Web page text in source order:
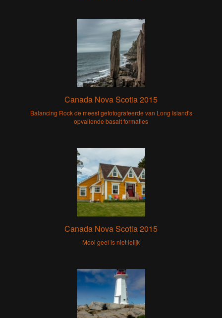
Canada Nova Scotia 2015
Balancing Rock de meest gefotografeerde van Long Island's
opvallende basalt formaties
Canada Nova Scotia 2015
Mooi geel is niet lelijk